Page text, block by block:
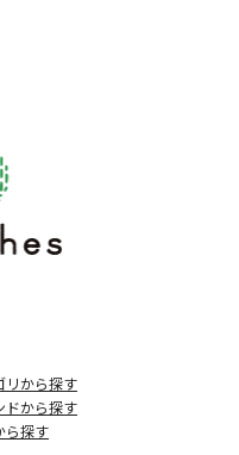
リから探す
ドから探す
ら探す